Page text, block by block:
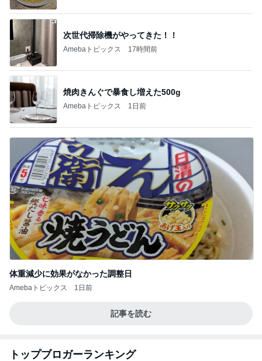
次世代掃除機がやってきた！！
Amebaトピックス 17時間前
焼肉きんぐで暴食し増えた500g
Amebaトピックス 1日前
体重減少に効果がなかった調整日
Amebaトピックス 1日前
記事を読む
トップブロガーランキング